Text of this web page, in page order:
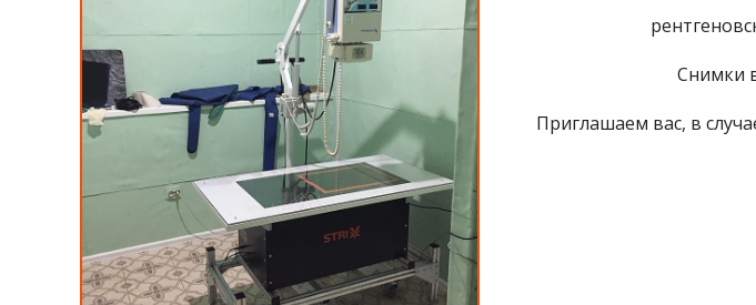
Снимки
Приглашаем вас, в